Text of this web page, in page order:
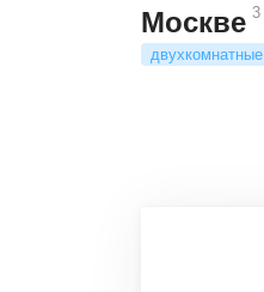
Москве 3
двухкомнатные